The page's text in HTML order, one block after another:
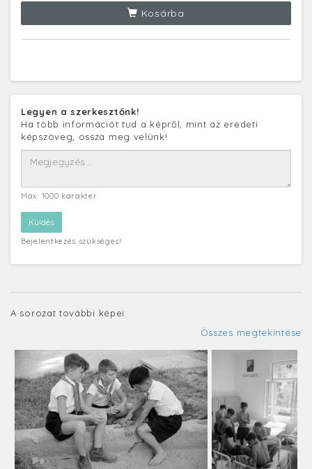
Kosárba
Legyen a szerkesztőnk!
Ha több információt tud a képről, mint az eredeti
képszöveg, ossza meg velünk!
Max. 1000 karakter
Bejelentkezés szükséges!
A sorozat további képei:
Összes megtekintése